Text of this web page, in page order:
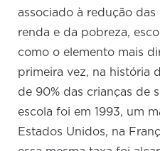
associado à redução
renda e da pobreza,
como o elemento mais
primeira vez, na história
de 90% das crianças de
escola foi em 1993, um
Estados Unidos, na